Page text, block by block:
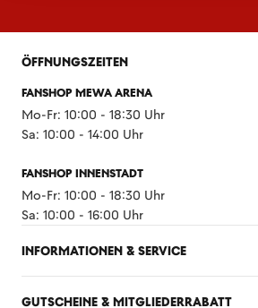
ÖFFNUNGSZEITEN
FANSHOP MEWA ARENA
Mo-Fr: 10:00 - 18:30 Uhr
Sa: 10:00 - 14:00 Uhr
FANSHOP INNENSTADT
Mo-Fr: 10:00 - 18:30 Uhr
Sa: 10:00 - 16:00 Uhr
INFORMATIONEN & SERVICE
GUTSCHEINE & MITGLIEDERRABATT